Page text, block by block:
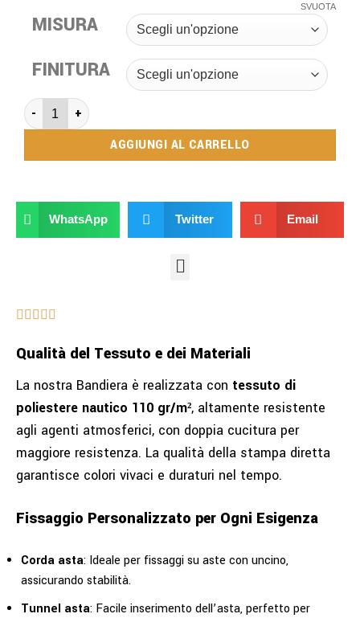
MISURA
FINITURA
SVUOTA
AGGIUNGI AL CARRELLO
WhatsApp Twitter Email
Qualità del Tessuto e dei Materiali
La nostra Bandiera è realizzata con tessuto di
poliestere nautico 110 gr/m², altamente resistente
agli agenti atmosferici, con doppia cucitura per
maggiore resistenza. La qualità della stampa diretta
garantisce colori vivaci e duraturi nel tempo.
Fissaggio Personalizzato per Ogni Esigenza
Corda asta: Ideale per fissaggi su aste con uncino,
assicurando stabilità.
Tunnel asta: Facile inserimento dell’asta, perfetto per